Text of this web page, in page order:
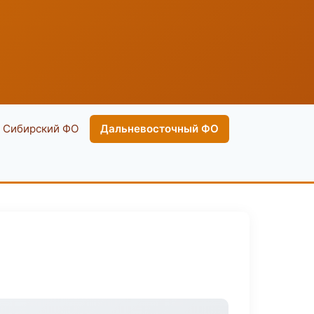
Сибирский ФО Дальневосточный ФО